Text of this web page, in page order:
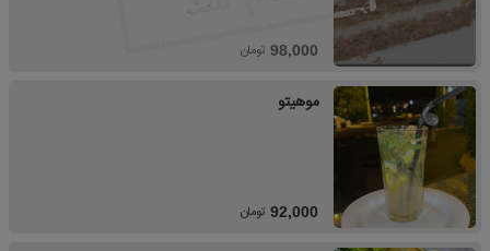
98,000 تومان
موهیتو
92,000 تومان